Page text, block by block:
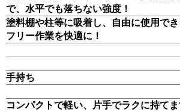
で、水平でも落ちない強度！
塗料棚や柱等に吸着し、自由に使用で
フリー作業を快適に！
手持ち
コンパクトで軽い、片手でラクに持てま